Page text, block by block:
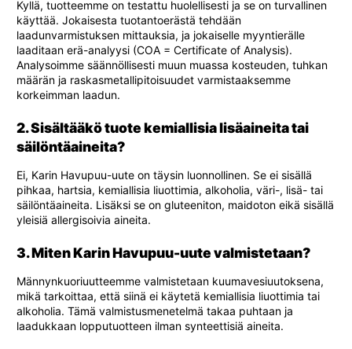
Kyllä, tuotteemme on testattu huolellisesti ja se on turvallinen
käyttää. Jokaisesta tuotantoerästä tehdään
laadunvarmistuksen mittauksia, ja jokaiselle myyntierälle
laaditaan erä-analyysi (COA = Certificate of Analysis).
Analysoimme säännöllisesti muun muassa kosteuden, tuhkan
määrän ja raskasmetallipitoisuudet varmistaaksemme
korkeimman laadun.
2. Sisältääkö tuote kemiallisia lisäaineita tai
säilöntäaineita?
Ei, Karin Havupuu-uute on täysin luonnollinen. Se ei sisällä
pihkaa, hartsia, kemiallisia liuottimia, alkoholia, väri-, lisä- tai
säilöntäaineita. Lisäksi se on gluteeniton, maidoton eikä sisällä
yleisiä allergisoivia aineita.
3. Miten Karin Havupuu-uute valmistetaan?
Männynkuoriuutteemme valmistetaan kuumavesiuutoksena,
mikä tarkoittaa, että siinä ei käytetä kemiallisia liuottimia tai
alkoholia. Tämä valmistusmenetelmä takaa puhtaan ja
laadukkaan lopputuotteen ilman synteettisiä aineita.